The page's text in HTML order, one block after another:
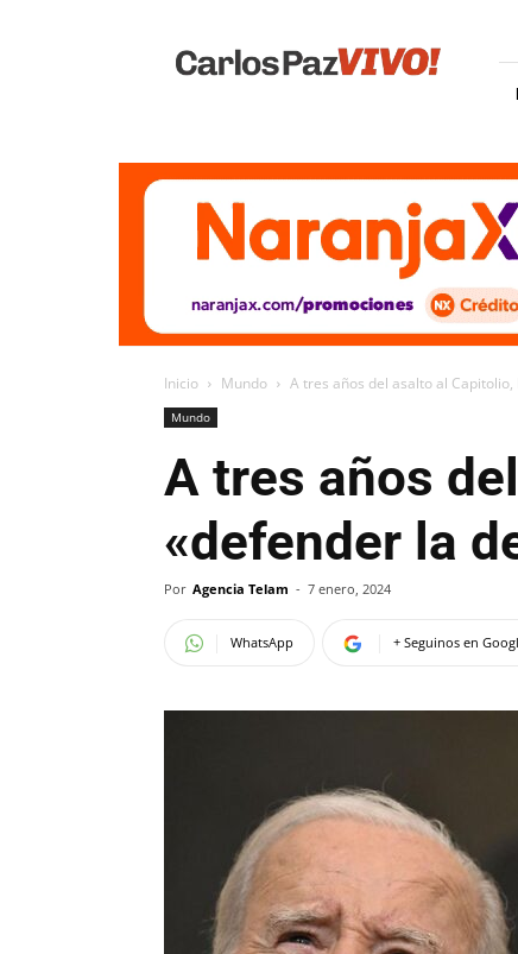
Vivo
Inicio Mundo A tres años del asalto al
Mundo
A tres años
«defender la
Por Agencia Telam - 7 enero, 2024
WhatsApp + Seguinos en